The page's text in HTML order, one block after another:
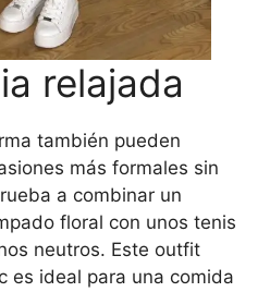
relajada
también pueden
más formales sin
a combinar un
floral con unos tenis
neutros. Este outfit
es ideal para una comida